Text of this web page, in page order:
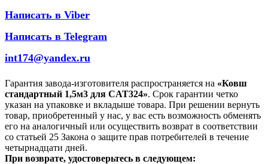
Написать в Viber
Написать в Telegram
int174@yandex.ru
Гарантия завода-изготовителя распространяется на «Ковш
стандартный 1,5м3 для CAT324». Срок гарантии четко
указан на упаковке и вкладыше товара. При решении вернуть
товар, приобретенный у нас, у вас есть возможность обменять
его на аналогичный или осуществить возврат в соответствии
со статьей 25 Закона о защите прав потребителей в течение
четырнадцати дней.
При возврате, удостоверьтесь в следующем: